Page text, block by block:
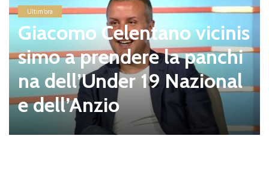
Ultim'ora
Giacomo Celentano vicinis
simo a prendere la panchi
na dell’Under 19 Nazional
e dell’Anzio